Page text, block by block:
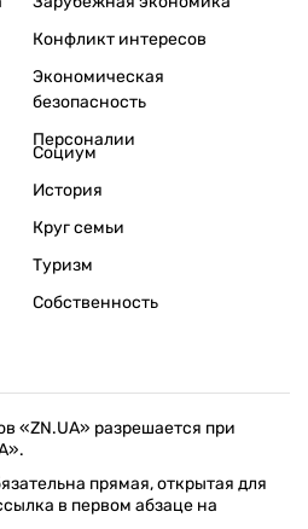
Конфликт интересов
Экономическая
безопасность
Персоналии
Социум
История
Круг семьи
Туризм
Собственность
«ZN.UA» разрешается при
прямая, открытая для
в первом абзаце на